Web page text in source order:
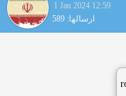
1 Jan 2024 12:59
ارسالها: 589